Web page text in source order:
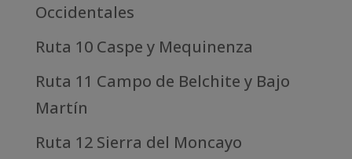
Occidentales
Ruta 10 Caspe y Mequinenza
Ruta 11 Campo de Belchite y Bajo
Martín
Ruta 12 Sierra del Moncayo